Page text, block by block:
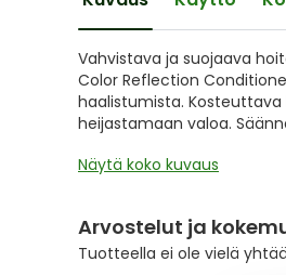
the
images
gallery
Vahvistava ja suojaava
Color Reflection
haalistumista.
heijastamaan valoa.
Näytä koko kuvaus
Arvostelut ja
Tuotteella ei ole vielä